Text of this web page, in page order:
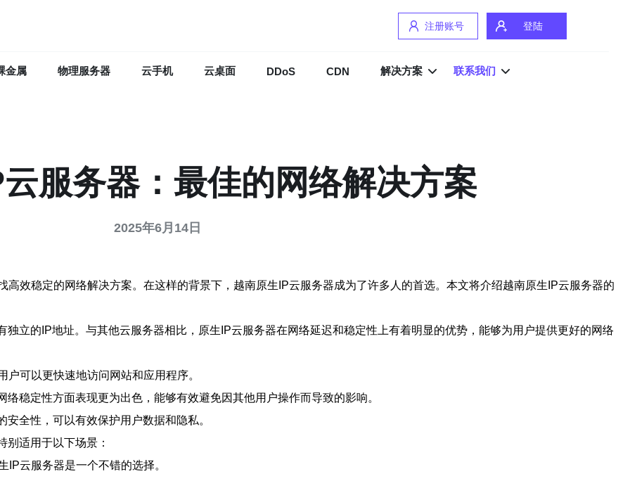
注册账号 登陆
金属 物理服务器 云手机 云桌面 DDoS CDN 解决方案 联系我们
服务器：最佳的网络解决方案
2025年6月14日
效稳定的网络解决方案。在这样的背景下，越南原生IP云服务器成为了许多人的首选。本文将介绍越南原生IP云服务器的
立的IP地址。与其他云服务器相比，原生IP云服务器在网络延迟和稳定性上有着明显的优势，能够为用户提供更好的网络
可以更快速地访问网站和应用程序。
稳定性方面表现更为出色，能够有效避免因其他用户操作而导致的影响。
全性，可以有效保护用户数据和隐私。
适用于以下场景：
云服务器是一个不错的选择。